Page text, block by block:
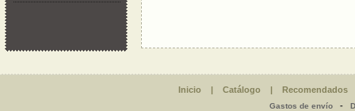
Inicio | Catálogo | Recomendados
Gastos de envío-